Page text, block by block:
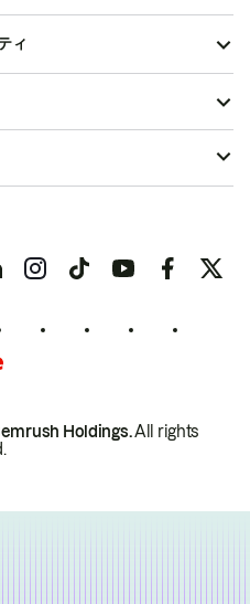
ィ
Holdings.All rights